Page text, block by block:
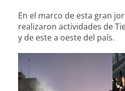
En el marco de esta gran
realizaron actividades de
y de este a oeste del país.